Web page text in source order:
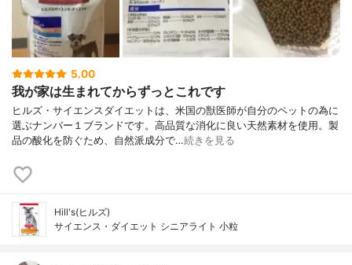
5.00
我が家は生まれてからずっとこれです
ヒルズ・サイエンスダイエットは、米国の獣医師が自分のペットの為に
選ぶナンバー１ブランドです。高品質な消化に良い天然素材を使用。製
品の酸化を防ぐため、自然派成分で…続きを見る
Hill's(ヒルズ)
サイエンス・ダイエット シニアライト 小粒